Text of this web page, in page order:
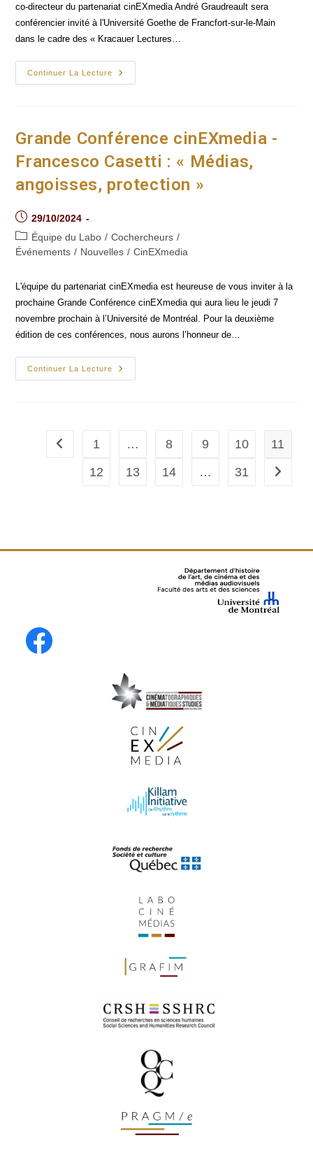
co-directeur du partenariat cinEXmedia André Graudreault sera
conférencier invité à l'Université Goethe de Francfort-sur-le-Main
dans le cadre des « Kracauer Lectures…
Continuer La Lecture
Conférence
D'André
De
Francfort-
Le-
Main
Grande Conférence cinEXmedia -
Francesco Casetti : « Médias,
angoisses, protection »
Post
published:
29/10/2024
Post
category:
Équipe du Labo / Cochercheurs /
Événements / Nouvelles / CinEXmedia
L'équipe du partenariat cinEXmedia est heureuse de vous inviter à la
prochaine Grande Conférence cinEXmedia qui aura lieu le jeudi 7
novembre prochain à l’Université de Montréal. Pour la deuxième
édition de ces conférences, nous aurons l’honneur de…
Continuer La Lecture
Grande
Conférence
Protection »
Go to the previous page
1 … 8 9 10
11
12
13 14 … 31 Go to